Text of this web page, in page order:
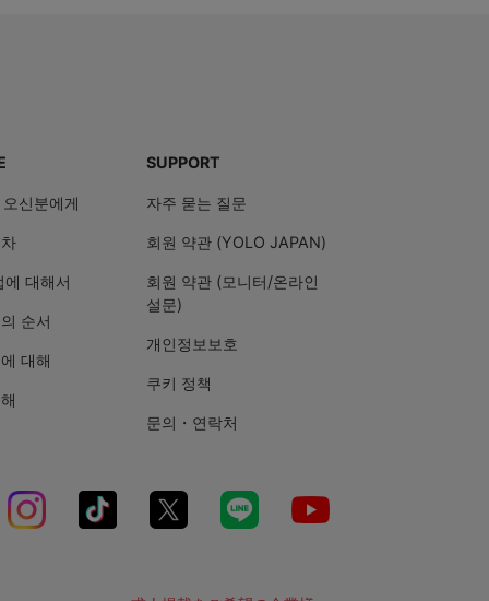
신분에게
에 대해서
순서
대해
SUPPORT
자주 묻는 질문
회원 약관 (YOLO JAPAN)
회원 약관 (모니터/온라인
설문)
개인정보보호
쿠키 정책
문의・연락처